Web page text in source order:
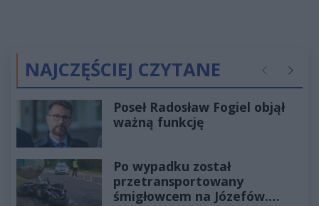
NAJCZĘŚCIEJ CZYTANE Poprzednie
Poseł Radosław Fogiel objął
ważną funkcję
Po wypadku został
przetransportowany
śmigłowcem na Józefów.